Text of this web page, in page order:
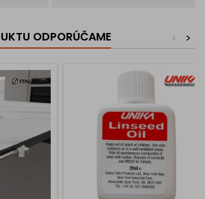
ODPORÚČAME >
<